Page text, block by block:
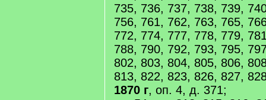
735, 736, 737, 738, 739,
756, 761, 762, 763, 765,
772, 774, 777, 778, 779,
788, 790, 792, 793, 795,
802, 803, 804, 805, 806,
813, 822, 823, 826, 827,
1870 г, оп. 4, д. 371;